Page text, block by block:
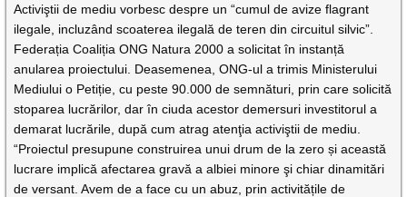
Activiştii de mediu vorbesc despre un “cumul de avize flagrant
ilegale, incluzând scoaterea ilegală de teren din circuitul silvic”.
Federația Coaliția ONG Natura 2000 a solicitat în instanță
anularea proiectului. Deasemenea, ONG-ul a trimis Ministerului
Mediului o Petiție, cu peste 90.000 de semnături, prin care solicită
stoparea lucrărilor, dar în ciuda acestor demersuri investitorul a
demarat lucrările, după cum atrag atenţia activiştii de mediu.
“Proiectul presupune construirea unui drum de la zero și această
lucrare implică afectarea gravă a albiei minore şi chiar dinamitări
de versant. Avem de a face cu un abuz, prin activitățile de